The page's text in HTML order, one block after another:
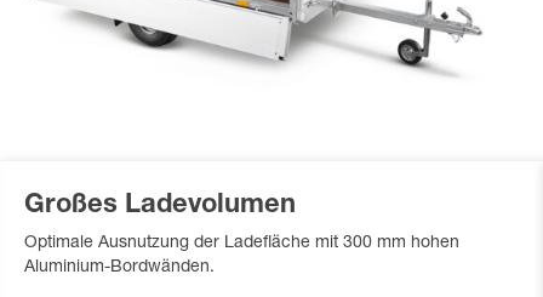
Großes Ladevolumen
Optimale Ausnutzung der Ladefläche mit 300 mm hohen
Aluminium-Bordwänden.